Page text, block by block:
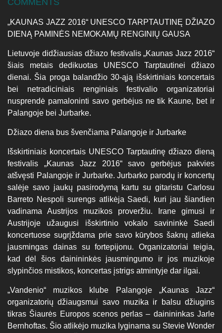
COMMENTS
„KAUNAS JAZZ 2016“ UNESCO TARPTAUTINĘ DŽIAZO
DIENĄ PAMINĖS NEMOKAMŲ RENGINIŲ GAUSA
Lietuvoje didžiausias džiazo festivalis „Kaunas Jazz 2016“
šiais metais dedikuotas UNESCO Tarptautinei džiazo
dienai. Šia proga balandžio 30-ąją išskirtiniais koncertais
bei netradiciniais renginiais festivalio organizatoriai
nusprendė pamaloninti savo gerbėjus ne tik Kaune, bet ir
Palangoje bei Jurbarke.
Džiazo diena bus švenčiama Palangoje ir Jurbarke
Išskirtiniais koncertais UNESCO Tarptautinę džiazo dieną
festivalis „Kaunas Jazz 2016“ savo gerbėjus pakvies
atšvęsti Palangoje ir Jurbarke. Jurbarko parodų ir koncertų
salėje savo jaukų pasirodymą kartu su gitaristu Carlosu
Barreto Nespoli surengs atlikėja Saedi, kuri jau šiandien
vadinama Austrijos muzikos proveržiu. Irane gimusi ir
Austrijoje užaugusi išskirtinio vokalo savininkė Saedi
koncertuose sugrįždama prie savo kūrybos šaknų atlieka
jausmingas dainas su fortepijonu. Organizatoriai teigia,
kad dėl šios dainininkės jausmingumo ir jos muzikoje
slypinčios mistikos, koncertas įstrigs atmintyje dar ilgai.
„Vandenio“ muzikos klube Palangoje „Kaunas Jazz“
organizatorių džiaugsmui savo muzika ir balsu džiugins
tikras Šiaurės Europos scenos perlas – dainininkas Jarle
Bernhoftas. Šio atlikėjo muzika lyginama su Stevie Wonder